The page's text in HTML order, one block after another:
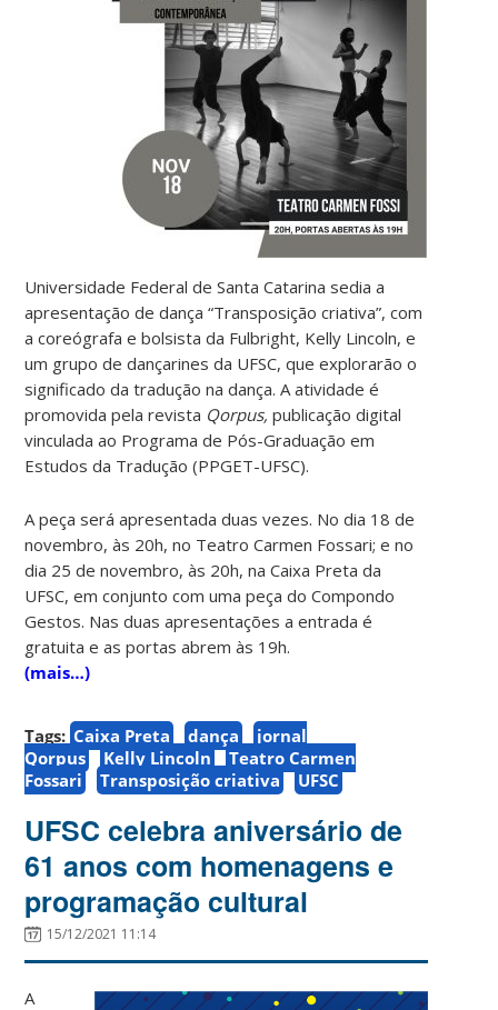
Universidade Federal de Santa Catarina sedia a
apresentação de dança “Transposição criativa”, com
a coreógrafa e bolsista da Fulbright, Kelly Lincoln, e
um grupo de dançarines da UFSC, que explorarão o
significado da tradução na dança. A atividade é
promovida pela revista Qorpus,publicação digital
vinculada ao Programa de Pós-Graduação em
Estudos da Tradução (PPGET-UFSC).
A peça será apresentada duas vezes. No dia 18 de
novembro, às 20h, no Teatro Carmen Fossari; e no
dia 25 de novembro, às 20h, na Caixa Preta da
UFSC, em conjunto com uma peça do Compondo
Gestos. Nas duas apresentações a entrada é
gratuita e as portas abrem às 19h.
(mais…)
Tags: Caixa Preta dança
jornal
Qorpus
Kelly Lincoln
Teatro Carmen
Fossari
Transposição criativa UFSC
UFSC celebra aniversário de
61 anos com homenagens e
programação cultural
15/12/2021 11:14
A